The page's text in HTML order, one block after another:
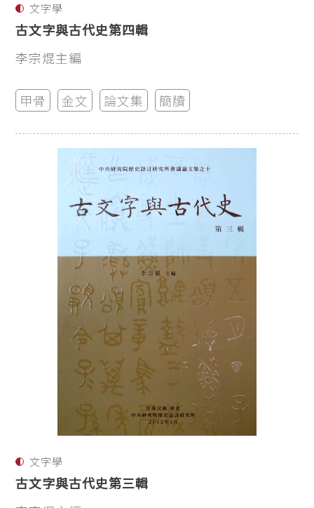
文字學
古文字與古代史第四輯
李宗焜主編
甲骨 金文 論文集 簡牘
文字學
古文字與古代史第三輯